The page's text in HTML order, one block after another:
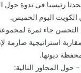
رئيسيا في ندوة
الكويت اليوم الخميس.
التحسن جاء ثمرة
استراتيجية صارمة
ديونها.
حول المحاور التالية: